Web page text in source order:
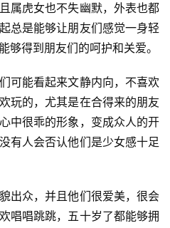
属虎女也不失幽默，外表也都
总是能够让朋友们感觉一身轻
够得到朋友们的呵护和关爱。
能看起来文静内向，不喜欢
玩的，尤其是在合得来的朋友
中很乖的形象，变成众人的开
有人会否认他们是少女感十足
众，并且他们很爱美，很会
唱唱跳跳，五十岁了都能够拥